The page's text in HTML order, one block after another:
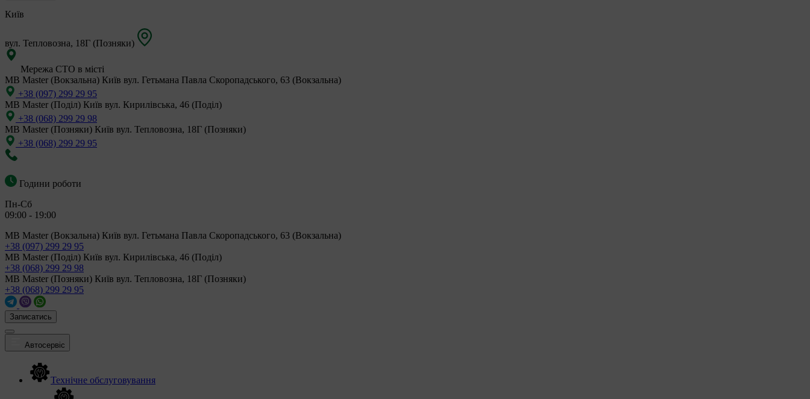
Київ
вул. Тепловозна, 18Г (Позняки)
Мережа СТО в місті
MB Master (Вокзальна) Київ вул. Гетьмана Павла Скоропадського, 63 (Вокзальна)
+38 (097) 299 29 95
MB Master (Поділ) Київ вул. Кирилівська, 46 (Поділ)
+38 (068) 299 29 98
MB Master (Позняки) Київ вул. Тепловозна, 18Г (Позняки)
+38 (068) 299 29 95
Години роботи
Пн-Сб
09:00 - 19:00
MB Master (Вокзальна) Київ вул. Гетьмана Павла Скоропадського, 63 (Вокзальна)
+38 (097) 299 29 95
MB Master (Поділ) Київ вул. Кирилівська, 46 (Поділ)
+38 (068) 299 29 98
MB Master (Позняки) Київ вул. Тепловозна, 18Г (Позняки)
+38 (068) 299 29 95
Записатись
Автосервіс
Технічне обслуговування